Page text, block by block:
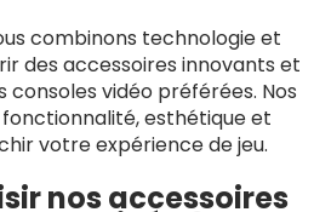
combinons technologie et
des accessoires innovants et
consoles vidéo préférées. Nos
esthétique et
votre expérience de jeu.
nos accessoires